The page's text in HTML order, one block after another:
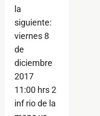
la
siguiente:
viernes 8
de
diciembre
2017
11:00 hrs 2
inf rio de la